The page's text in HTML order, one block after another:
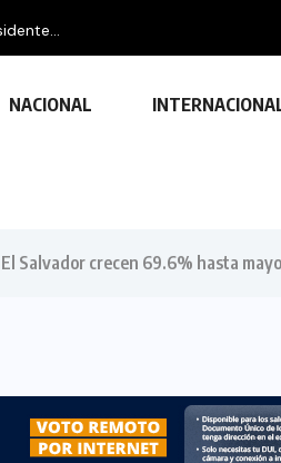
NACIONAL
Salvador crecen 69.6% hasta mayo
23